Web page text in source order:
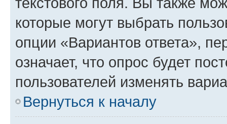
которые могут выбрать
опции «Вариантов ответа»,
означает, что опрос будет
пользователей изменять
Вернуться к началу